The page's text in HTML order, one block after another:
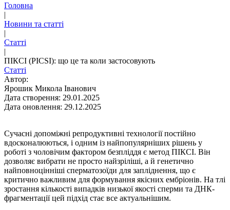
Головна
|
Новини та статті
|
Статті
|
ПІКСІ (PICSI): що це та коли застосовують
Статті
Автор:
Ярошик Микола Іванович
Дата створення: 29.01.2025
Дата оновлення: 29.12.2025
Сучасні допоміжні репродуктивні технології постійно
вдосконалюються, і одним із найпопулярніших рішень у
роботі з чоловічим фактором безпліддя є метод ПІКСІ. Він
дозволяє вибрати не просто найзріліші, а й генетично
найповноцінніші сперматозоїди для запліднення, що є
критично важливим для формування якісних ембріонів. На тлі
зростання кількості випадків низької якості сперми та ДНК-
фрагментації цей підхід стає все актуальнішим.